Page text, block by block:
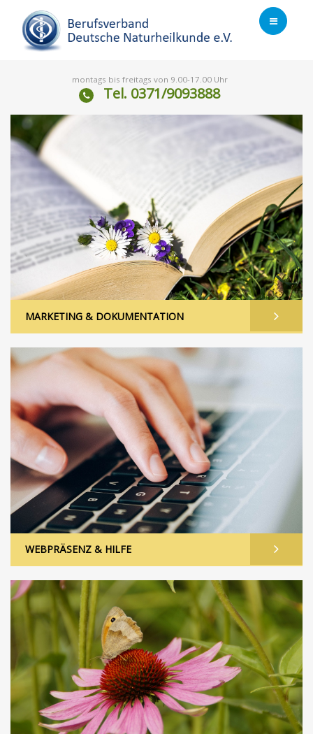
montags bis freitags von 9.00-17.00 Uhr
Tel. 0371/9093888
MARKETING & DOKUMENTATION
WEBPRÄSENZ & HILFE